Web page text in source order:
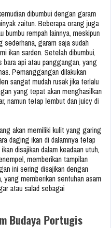
dibumbui dengan garam
zaitun. Beberapa orang juga
bumbu rempah lainnya, meskipun
garam saja sudah
ikan sarden. Setelah dibumbui,
api atau panggangan, yang
Pemanggangan dilakukan
sangat mudah rusak jika terlalu
yang tepat akan menghasilkan
namun tetap lembut dan juicy di
akan memiliki kulit yang garing
daging ikan di dalamnya tetap
disajikan dalam keadaan utuh,
memberikan tampilan
ini sering disajikan dengan
memberikan sentuhan asam
atau salad sebagai
Budaya Portugis